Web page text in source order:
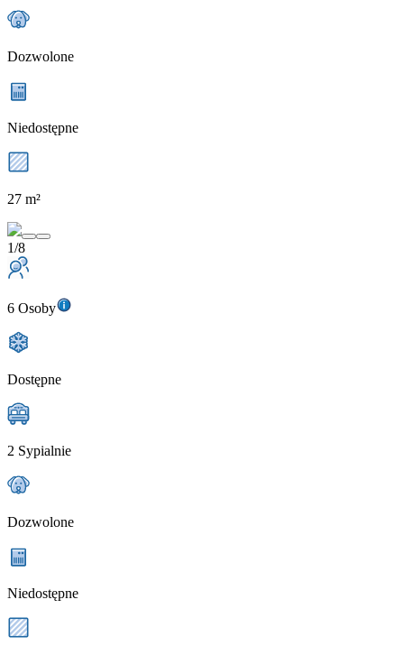
Dozwolone
Niedostępne
27 m²
1/8
6 Osoby
Dostępne
2 Sypialnie
Dozwolone
Niedostępne